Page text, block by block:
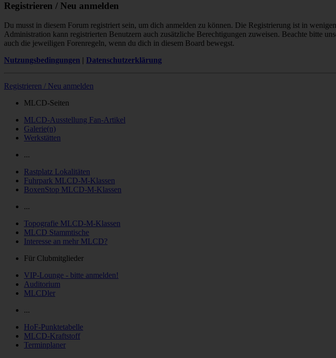
Registrieren / Neu anmelden
Du musst in diesem Forum registriert sein, um dich anmelden zu können. Die Registrierung ist in
Administration kann registrierten Benutzern auch zusätzliche Berechtigungen zuweisen. Beachte bitte
auch die jeweiligen Forenregeln, wenn du dich in diesem Board bewegst.
Nutzungsbedingungen | Datenschutzerklärung
Registrieren / Neu anmelden
MLCD-Seiten
MLCD-Ausstellung Fan-Artikel
Galerie(n)
Werkstätten
...
Rastplatz Lokalitäten
Fuhrpark MLCD-M-Klassen
BoxenStop MLCD-M-Klassen
...
Topografie MLCD-M-Klassen
MLCD Stammtische
Interesse an mehr MLCD?
Für Clubmitglieder
VIP-Lounge - bitte anmelden!
Auditorium
MLCDler
...
HoF-Punktetabelle
MLCD-Kraftstoff
Terminplaner